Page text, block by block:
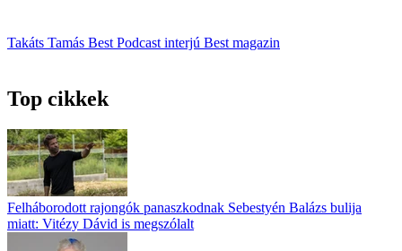
Takáts Tamás Best Podcast interjú Best magazin
Top cikkek
Felháborodott rajongók panaszkodnak Sebestyén Balázs bulija
miatt: Vitézy Dávid is megszólalt